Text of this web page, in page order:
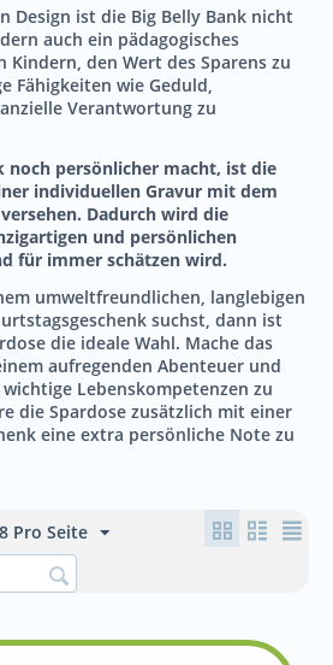
Design ist die Big Belly Bank nicht
auch ein pädagogisches
Kindern, den Wert des Sparens zu
Fähigkeiten wie Geduld,
Verantwortung zu
noch persönlicher macht, ist die
individuellen Gravur mit dem
Dadurch wird die
und persönlichen
für immer schätzen wird.
umweltfreundlichen, langlebigen
suchst, dann ist
die ideale Wahl. Mache das
aufregenden Abenteuer und
Lebenskompetenzen zu
die Spardose zusätzlich mit einer
eine extra persönliche Note zu
Pro Seite